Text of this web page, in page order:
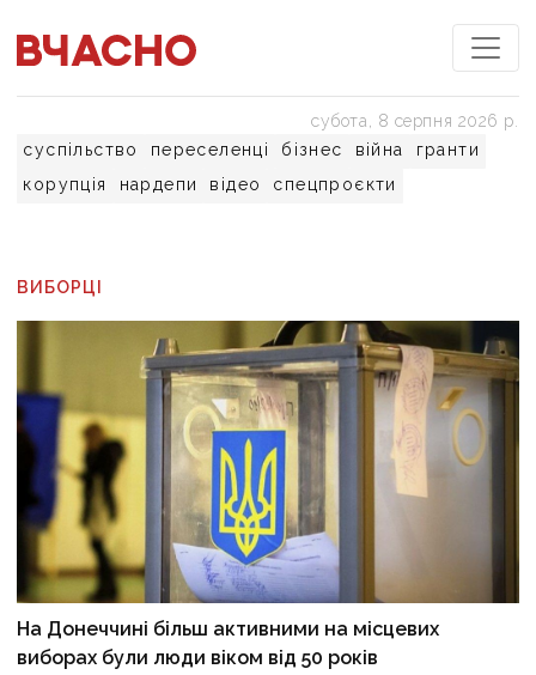
суспільство переселенці бізнес війна
гранти
корупція
нардепи відео спецпроєкти
субота, 8 серпня 2026 р.
ВИБОРЦІ
На Донеччині більш активними на місцевих
виборах були люди віком від 50 років